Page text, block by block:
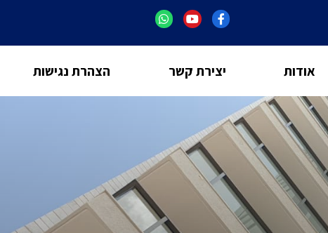
אודות יצירת קשר הצהרת נגישות